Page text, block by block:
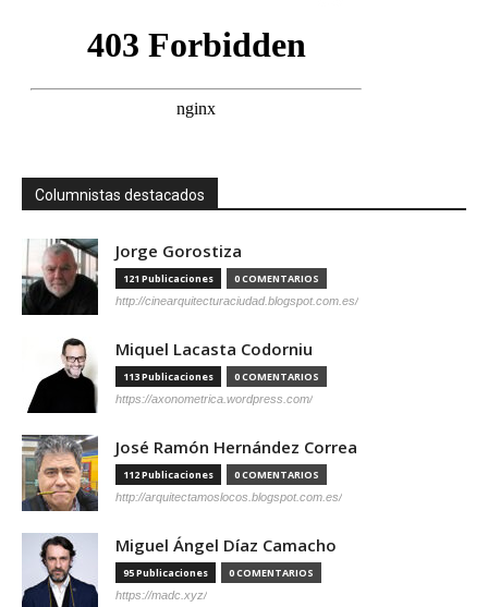
Columnistas destacados
Jorge Gorostiza
121 Publicaciones 0 COMENTARIOS
http://cinearquitecturaciudad.blogspot.com.es/
Miquel Lacasta Codorniu
113 Publicaciones 0 COMENTARIOS
https://axonometrica.wordpress.com/
José Ramón Hernández Correa
112 Publicaciones 0 COMENTARIOS
http://arquitectamoslocos.blogspot.com.es/
Miguel Ángel Díaz Camacho
95 Publicaciones 0 COMENTARIOS
https://madc.xyz/